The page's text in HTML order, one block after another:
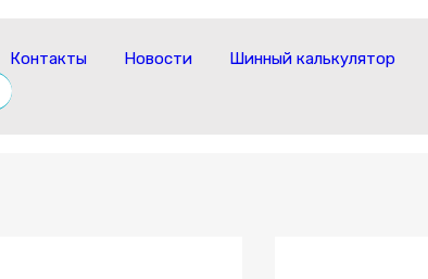
Контакты Новости
Шинный калькулятор